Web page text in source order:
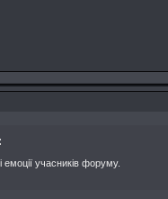
учасників форуму.